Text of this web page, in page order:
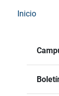
Inicio